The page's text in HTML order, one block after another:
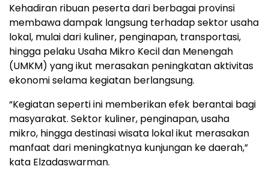
Kehadiran ribuan peserta dari berbagai provinsi
membawa dampak langsung terhadap sektor usaha
lokal, mulai dari kuliner, penginapan, transportasi,
hingga pelaku Usaha Mikro Kecil dan Menengah
(UMKM) yang ikut merasakan peningkatan aktivitas
ekonomi selama kegiatan berlangsung.
“Kegiatan seperti ini memberikan efek berantai bagi
masyarakat. Sektor kuliner, penginapan, usaha
mikro, hingga destinasi wisata lokal ikut merasakan
manfaat dari meningkatnya kunjungan ke daerah,”
kata Elzadaswarman.